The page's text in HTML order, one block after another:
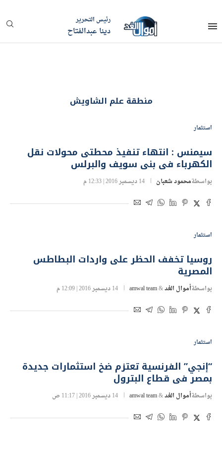
رئيس التحرير
دينا عبدالفتاح
استثمار
سيمنس : انتهاء تنفيذ محطتى محولات نقل
الكهرباء فى بنى سويف والبرلس
بواسطة محمود شعبان 14 ديسمبر 2016 | 12:33 م
استثمار
روسيا تخفف الحظر على واردات البطاطس
المصرية
بواسطة أموال الغد &
amwal team 14 ديسمبر 2016 | 12:09 م
استثمار
“إنجي” الفرنسية تعتزم ضخ استثمارات جديدة
بمصر فى قطاع البترول
بواسطة أموال الغد &
amwal team 14 ديسمبر 2016 | 11:17 ص